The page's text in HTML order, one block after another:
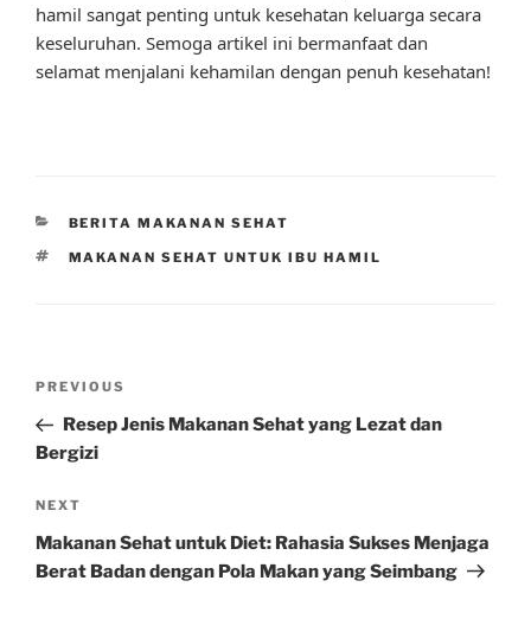
hamil sangat penting untuk kesehatan keluarga secara
keseluruhan. Semoga artikel ini bermanfaat dan
selamat menjalani kehamilan dengan penuh kesehatan!
CATEGORIES
BERITA MAKANAN SEHAT
TAGS
MAKANAN SEHAT UNTUK IBU HAMIL
Previous
Post
PREVIOUS
Resep Jenis Makanan Sehat yang Lezat dan
Bergizi
Next
Post
NEXT
Makanan Sehat untuk Diet: Rahasia Sukses Menjaga
Berat Badan dengan Pola Makan yang Seimbang